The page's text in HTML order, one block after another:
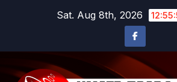
Sat. Aug 8th, 2026